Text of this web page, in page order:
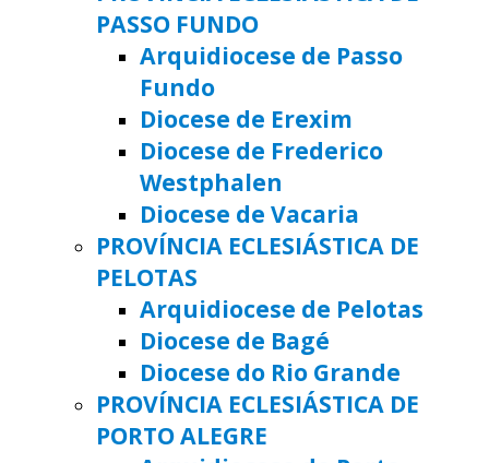
PASSO FUNDO
Arquidiocese de Passo
Fundo
Diocese de Erexim
Diocese de Frederico
Westphalen
Diocese de Vacaria
PROVÍNCIA ECLESIÁSTICA DE
PELOTAS
Arquidiocese de Pelotas
Diocese de Bagé
Diocese do Rio Grande
PROVÍNCIA ECLESIÁSTICA DE
PORTO ALEGRE